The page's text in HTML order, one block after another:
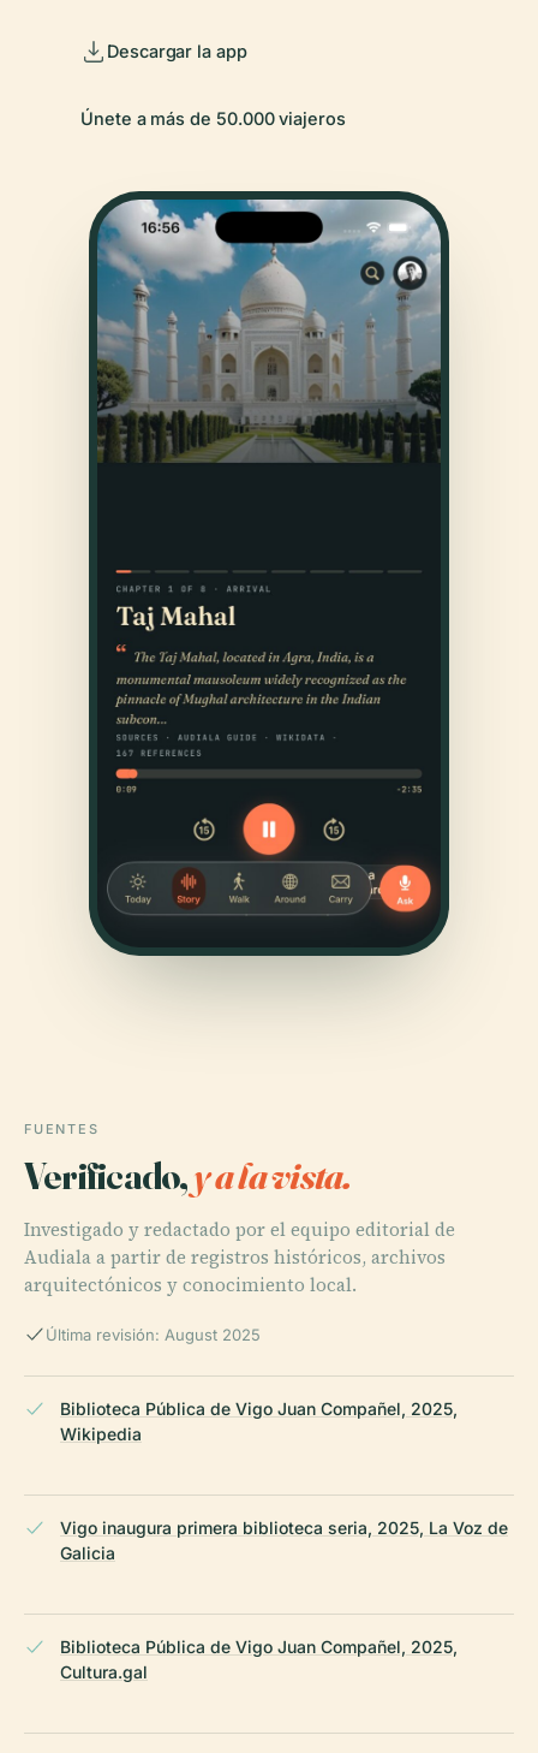
Descargar la app
Únete a más de 50.000 viajeros
FUENTES
Verificado,y a la vista.
Investigado y redactado por el equipo editorial de
Audiala a partir de registros históricos, archivos
arquitectónicos y conocimiento local.
Última revisión: August 2025
Biblioteca Pública de Vigo Juan Compañel, 2025,
Wikipedia
Vigo inaugura primera biblioteca seria, 2025, La Voz de
Galicia
Biblioteca Pública de Vigo Juan Compañel, 2025,
Cultura.gal